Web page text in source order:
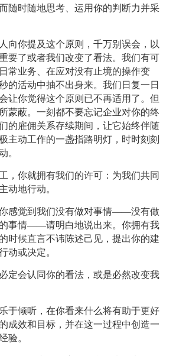
随时随地思考、运用你的判断力并采
向你提及这个原则，千万别误会，以
要了或者我们改变了看法。我们有可
常业务、在应对没有止境的操作变
的活动中抽不出身来。我们日复一日
让你觉得这个原则已不再适用了。但
蒙蔽。一刻都不要忘记企业对你的终
的雇佣关系存续期间，让它始终伴随
主动工作的一盏指路明灯，时时刻刻
。
，你就拥有我们的许可：为我们共同
动地行动。
感觉到我们没有做对事情——没有做
事情——请明白地说出来。你拥有我
时候直言不讳陈述己见，提出你的建
动或决定。
定会认同你的看法，或是必然改变我
于倾听，在你看来什么将有助于更好
成效和目标，并在这一过程中创造一
验。